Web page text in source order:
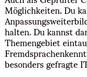
Möglichkeiten. Du
halten. Du kannst
Themengebiet
besonders gefragte